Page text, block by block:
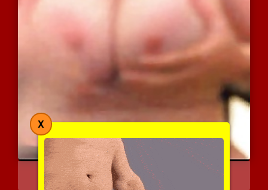
מבוגרת ישראלית עגלגלה מצ...
6868 צפיות | 0 המלצות
X